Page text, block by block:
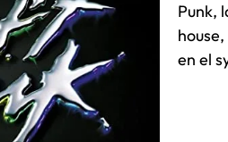
Punk,
en el